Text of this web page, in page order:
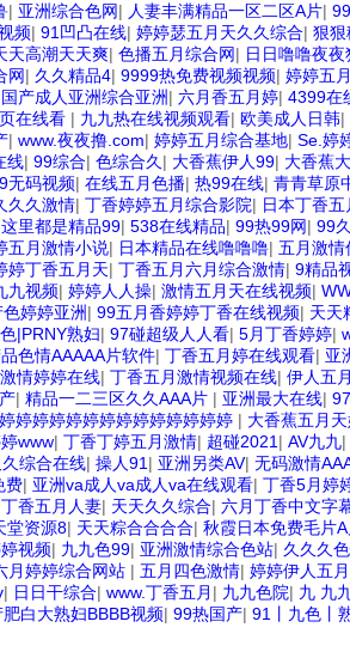
| 亚洲综合色网| 人妻丰满精品一区二区A片|
频| 91凹凸在线| 婷婷瑟五月天久久综合| 狠狠
天高潮天天爽| 色播五月综合网| 日日噜噜夜
网| 久久精品4| 9999热免费视频视频| 婷婷五
国产成人亚洲综合亚洲| 六月香五月婷| 4399在
在线看 | 九九热在线视频观看| 欧美成人日韩|
| www.夜夜撸.com| 婷婷五月综合基地| Se.婷
线| 99综合| 色综合久 | 大香蕉伊人99| 大香蕉
无码视频| 在线五月色播| 热99在线| 青青草原
久久激情| 丁香婷婷五月综合影院| 日本丁香五
这里都是精品99| 538在线精品| 99热99网| 99
五月激情小说| 日本精品在线噜噜噜| 五月激情
婷丁香五月天| 丁香五月六月综合激情| 9精品
九视频| 婷婷人人操| 激情五月天在线视频|
色婷婷亚洲| 99五月香婷婷丁香在线视频| 天天
|PRNY熟妇| 97碰超级人人看| 5月丁香婷婷|
色情AAAAA片软件| 丁香五月婷在线观看| 亚
情婷婷在线| 丁香五月激情视频在线| 伊人五
| 精品一二三区久久AAA片 | 亚洲最大在线|
婷婷婷婷婷婷婷婷婷婷婷婷婷 | 大香蕉五月
www| 丁香丁婷五月激情| 超碰2021 | AV九九|
综合在线| 操人91 | 亚洲另类AV| 无码激情
费| 亚洲va成人va成人va在线观看| 丁香5月婷
丁香五月人妻| 天天久久综合| 六月丁香中文字
堂资源8| 天天粽合合合合| 秋霞日本免费毛片
视频| 九九色99| 亚洲激情综合色站| 久久久
月婷婷综合网站 | 五月四色激情| 婷婷伊人五
| 日日干综合| www.丁香五月 | 九九色院| 九 九
肥白大熟妇BBBB视频| 99热国产| 91丨九色丨